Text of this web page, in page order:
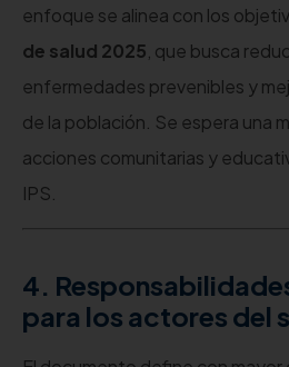
enfoque se alinea con los
de salud 2025, que busca
enfermedades prevenibles y
de la población. Se espera una
acciones comunitarias y
IPS.
4.
para los actores del